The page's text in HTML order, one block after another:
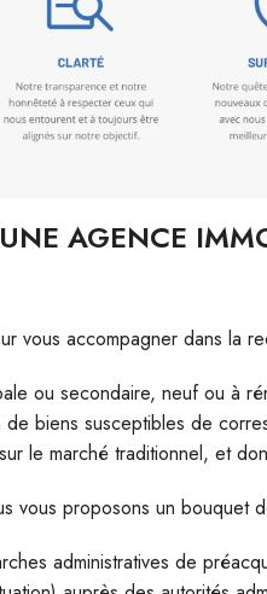
AGENCE
vous accompagner dans la
ou secondaire, neuf ou à
biens susceptibles de
le marché traditionnel, et
vous proposons un bouquet
administratives de